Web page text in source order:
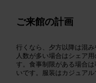
ご来館の計画
行くなら、夕方以降は混み
人数が多い場合はシェア
す。食事制限がある場合
いです。服装はカジュアル